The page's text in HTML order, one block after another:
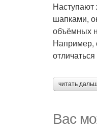
Наступают
шапками,
объёмных
Например,
читать
Вас